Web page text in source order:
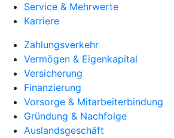
Service & Mehrwerte
Karriere
Zahlungsverkehr
Vermögen & Eigenkapital
Versicherung
Finanzierung
Vorsorge & Mitarbeiterbindung
Gründung & Nachfolge
Auslandsgeschäft